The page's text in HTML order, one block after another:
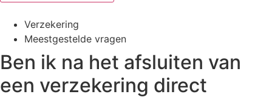
Verzekering
Meestgestelde vragen
Ben ik na het afsluiten van
een verzekering direct